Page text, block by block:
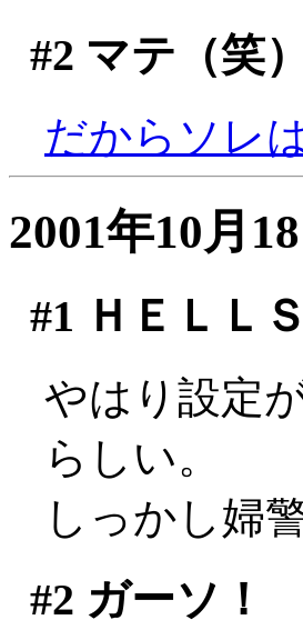
#2 マテ（笑）
だからソレ
2001年10月
#1 ＨＥＬＬ
やはり設定
らしい。
しっかし婦
#2 ガーソ！